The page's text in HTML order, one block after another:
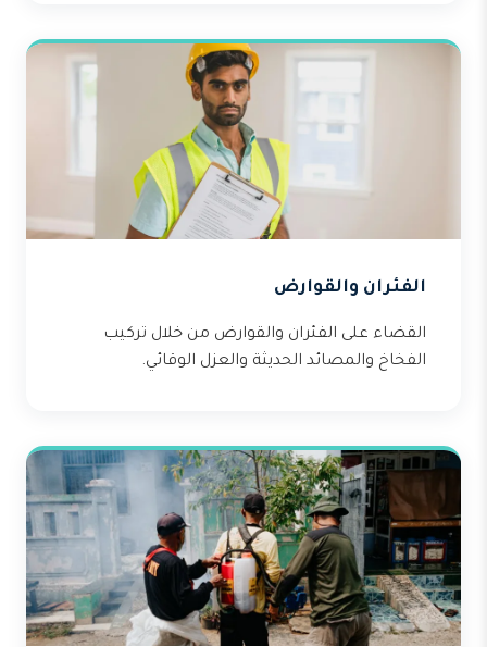
الفئران والقوارض
القضاء على الفئران والقوارض من خلال تركيب
الفخاخ والمصائد الحديثة والعزل الوقائي.